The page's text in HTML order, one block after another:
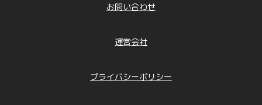
お問い合わせ
運営会社
プライバシーポリシー